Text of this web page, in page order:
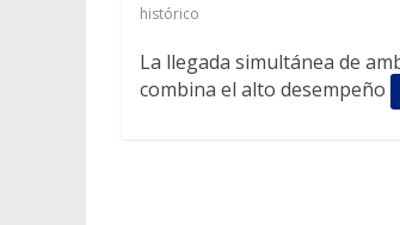
histórico
La llegada simultánea de
combina el alto desempeño